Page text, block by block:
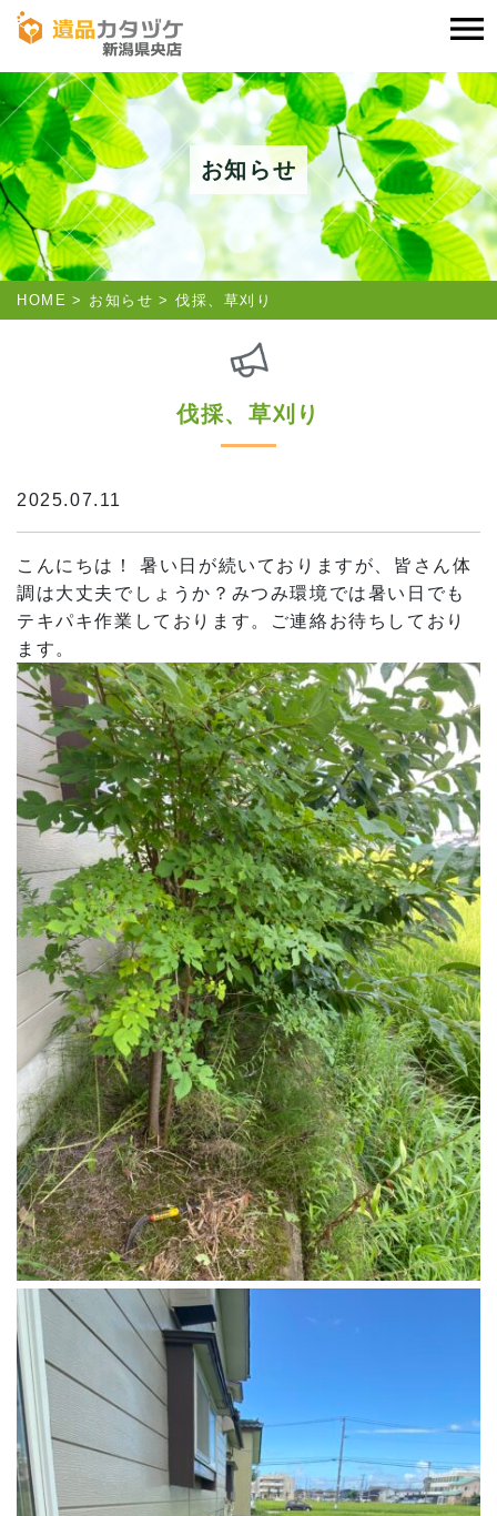
お知らせ
HOME お知らせ 伐採、草刈り
伐採、草刈り
2025.07.11
こんにちは！ 暑い日が続いておりますが、皆さん体
調は大丈夫でしょうか？みつみ環境では暑い日でも
テキパキ作業しております。ご連絡お待ちしており
ます。